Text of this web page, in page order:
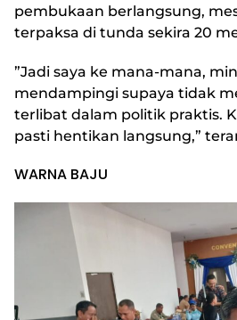
pembukaan berlangsung,
terpaksa di tunda sekira 20
”Jadi saya ke mana-mana,
mendampingi supaya tidak
terlibat dalam politik praktis.
pasti hentikan langsung,”
WARNA BAJU